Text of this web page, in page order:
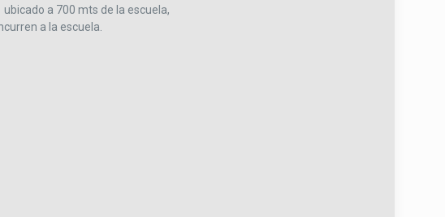
a 700 mts de la escuela,
a la escuela.